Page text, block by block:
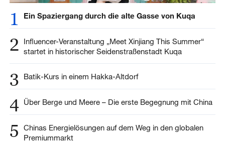
1 Ein Spaziergang durch die alte Gasse von Kuqa
2
Influencer-Veranstaltung „Meet Xinjiang This Summer“
startet in historischer Seidenstraßenstadt Kuqa
3 Batik-Kurs in einem Hakka-Altdorf
4 Über Berge und Meere – Die erste Begegnung mit China
5
Chinas Energielösungen auf dem Weg in den globalen
Premiummarkt